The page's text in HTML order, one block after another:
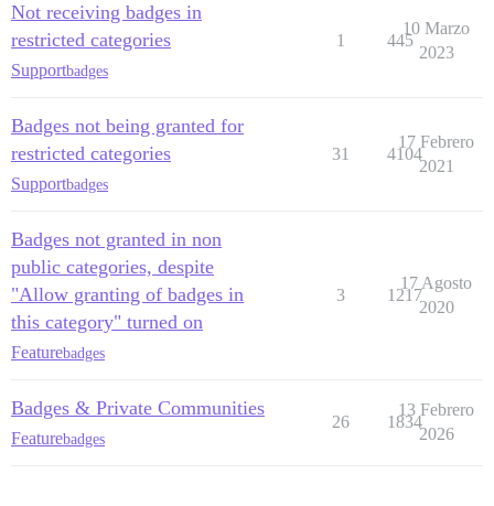
Not receiving badges in
restricted categories
Supportbadges
1 445
10 Marzo
2023
Badges not being granted for
restricted categories
Supportbadges
31 4104
17 Febrero
2021
Badges not granted in non
public categories, despite
"Allow granting of badges in
this category" turned on
Featurebadges
3 1217
17 Agosto
2020
Badges & Private Communities
Featurebadges
26 1834
13 Febrero
2026